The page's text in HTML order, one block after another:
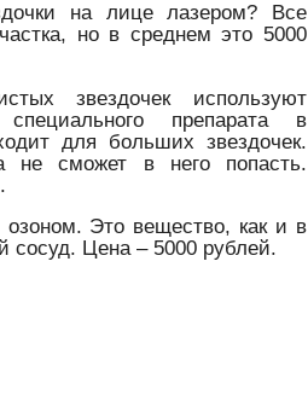
на лице лазером? Все
но в среднем это 5000
звездочек используют
препарата в
для больших звездочек.
не сможет в него попасть.
Это вещество, как и в
сосуд. Цена – 5000 рублей.